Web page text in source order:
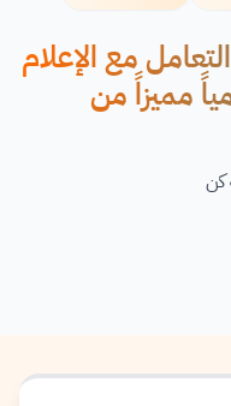
مع الإعلام
مميزاً من
كن